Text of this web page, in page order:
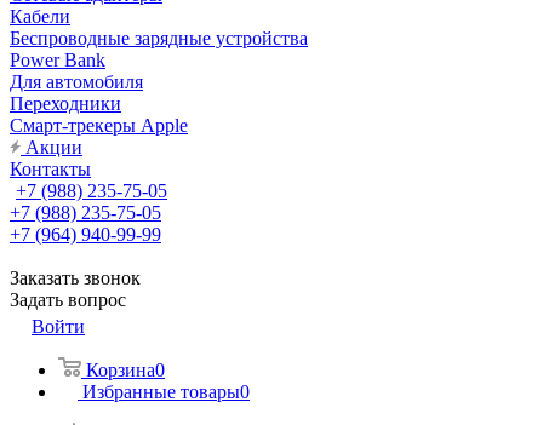
Кабели
Беспроводные зарядные устройства
Power Bank
Для автомобиля
Переходники
Смарт-трекеры Apple
Акции
Контакты
+7 (988) 235-75-05
+7 (988) 235-75-05
+7 (964) 940-99-99
Заказать звонок
Задать вопрос
Войти
Корзина0
Избранные товары0